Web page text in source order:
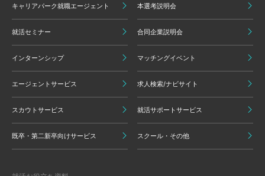
キャリアパーク就職エージェント 本選考説明会
就活セミナー 合同企業説明会
インターンシップ マッチングイベント
エージェントサービス 求人検索/ナビサイト
スカウトサービス 就活サポートサービス
既卒・第二新卒向けサービス スクール・その他